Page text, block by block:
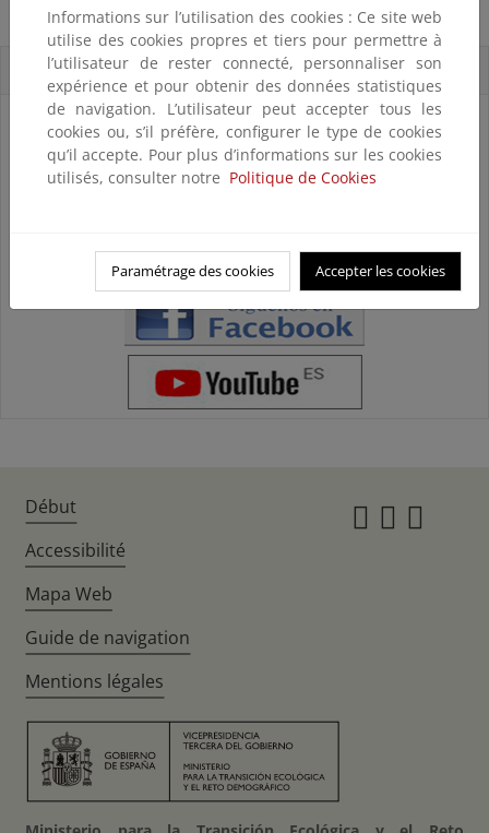
biblioteca.baeza@unia.es
Acceso: Libre
Acceso directo
Informations sur l’utilisation des cookies : Ce site web
utilise des cookies propres et tiers pour permettre à
l’utilisateur de rester connecté, personnaliser son
expérience et pour obtenir des données statistiques
de navigation. L’utilisateur peut accepter tous les
cookies ou, s’il préfère, configurer le type de cookies
qu’il accepte. Pour plus d’informations sur les cookies
utilisés, consulter notre Politique de Cookies
Paramétrage des cookies Accepter les cookies
Début
Accessibilité
Mapa Web
Guide de navigation
Mentions légales